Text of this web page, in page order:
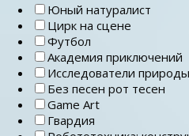
Юный натуралист
Цирк на сцене
Футбол
Академия приключений
Исследователи природы
Без песен рот тесен
Game Art
Гвардия